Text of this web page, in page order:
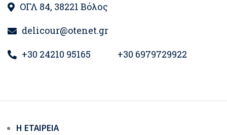
ΟΓΛ 84, 38221 Βόλος
delicour@otenet.gr
+30 24210 95165
+30 6979729922
Η ΕΤΑΙΡΕΊΑ